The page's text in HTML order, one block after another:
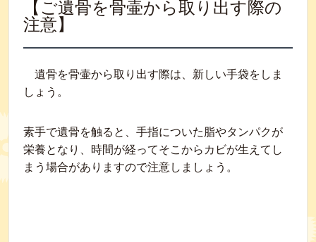
【ご遺骨を骨壷から取り出す際の
注意】
遺骨を骨壷から取り出す際は、新しい手袋をしま
しょう。
素手で遺骨を触ると、手指についた脂やタンパクが
栄養となり、時間が経ってそこからカビが生えてし
まう場合がありますので注意しましょう。